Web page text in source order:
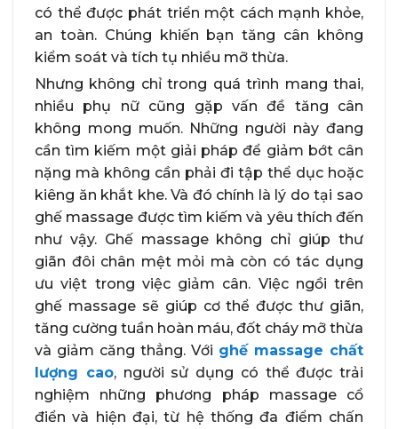
có thể được phát triển một cách mạnh khỏe,
an toàn. Chúng khiến bạn tăng cân không
kiểm soát và tích tụ nhiều mỡ thừa.
Nhưng không chỉ trong quá trình mang thai,
nhiều phụ nữ cũng gặp vấn đề tăng cân
không mong muốn. Những người này đang
cần tìm kiếm một giải pháp để giảm bớt cân
nặng mà không cần phải đi tập thể dục hoặc
kiêng ăn khắt khe. Và đó chính là lý do tại sao
ghế massage được tìm kiếm và yêu thích đến
như vậy. Ghế massage không chỉ giúp thư
giãn đôi chân mệt mỏi mà còn có tác dụng
ưu việt trong việc giảm cân. Việc ngồi trên
ghế massage sẽ giúp cơ thể được thư giãn,
tăng cường tuần hoàn máu, đốt cháy mỡ thừa
và giảm căng thẳng. Với ghế massage chất
lượng cao, người sử dụng có thể được trải
nghiệm những phương pháp massage cổ
điển và hiện đại, từ hệ thống đa điểm chấn